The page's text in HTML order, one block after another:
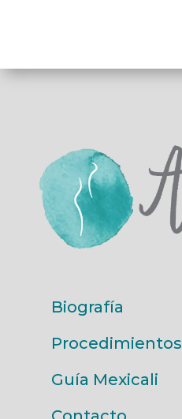
Biografía
Procedimientos
Guía Mexicali